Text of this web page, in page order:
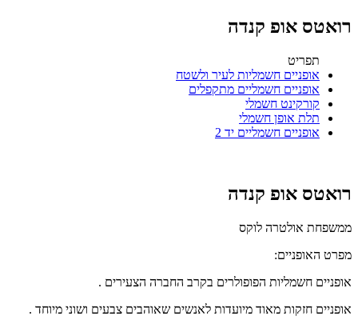
רואטס אופ קנדה
תפריט
אופניים חשמליות לעיר ולשטח
אופניים חשמליים מתקפלים
קורקינט חשמלי
תלת אופן חשמלי
אופניים חשמליים יד 2
רואטס אופ קנדה
ממשפחת אולטרה לוקס
מפרט האופניים:
אופניים חשמליות הפופולרים בקרב החברה הצעירים .
אופניים חזקות מאוד מיועדות לאנשים שאוהבים צבעים ושוני מיוחד .